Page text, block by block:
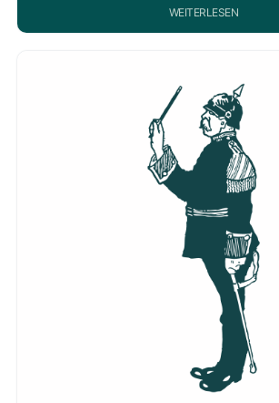
WEITERLESEN